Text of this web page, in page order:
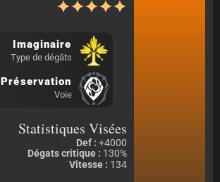
Imaginaire
Type de dégâts
Préservation
Voie
Statistiques Visées
Def : +4000
Dégats critique : 130%
Vitesse : 134